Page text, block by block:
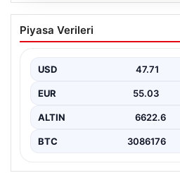
MGK’den 8 maddelik
çeken ‘Terörsüz Bölge’
Piyasa Verileri
USD 47.71
EUR 55.03
ALTIN 6622.6
BTC 3086176